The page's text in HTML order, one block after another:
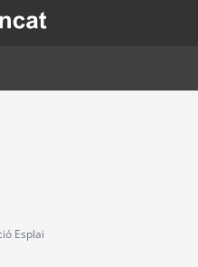
Vés
al
una nova finestra.
Esplai